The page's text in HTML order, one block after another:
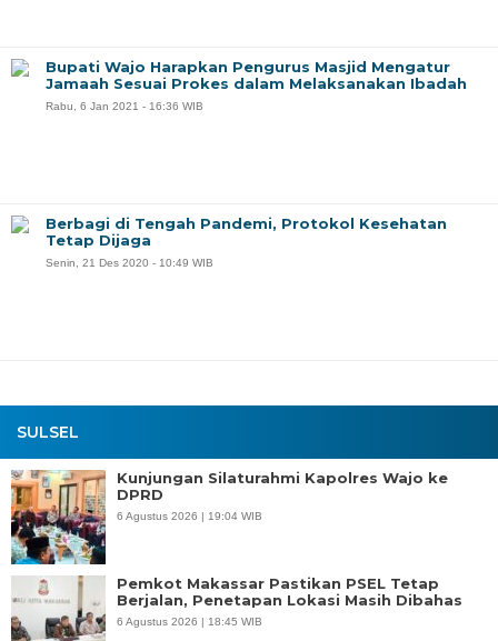
SULSEL
Kunjungan Silaturahmi Kapolres Wajo ke
DPRD
6 Agustus 2026 | 19:04 WIB
Pemkot Makassar Pastikan PSEL Tetap
Berjalan, Penetapan Lokasi Masih Dibahas
6 Agustus 2026 | 18:45 WIB
Bupati Wajo Harapkan Pengurus Masjid Mengatur
Jamaah Sesuai Prokes dalam Melaksanakan Ibadah
Rabu, 6 Jan 2021 - 16:36 WIB
Berbagi di Tengah Pandemi, Protokol Kesehatan
Tetap Dijaga
Senin, 21 Des 2020 - 10:49 WIB